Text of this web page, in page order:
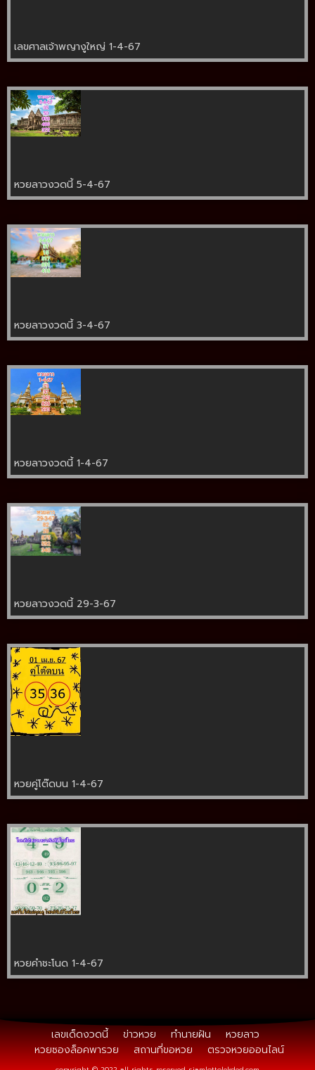
เลขศาลเจ้าพญางูใหญ่ 1-4-67
หวยลาวงวดนี้ 5-4-67
หวยลาวงวดนี้ 3-4-67
หวยลาวงวดนี้ 1-4-67
หวยลาวงวดนี้ 29-3-67
หวยคู่โต๊ดบน 1-4-67
หวยคำชะโนด 1-4-67
เลขเด็ดงวดนี้ ข่าวหวย ทำนายฝัน
หวยลาว
หวยซองล็อคพารวย
สถานที่ขอหวย ตรวจหวยออนไลน์